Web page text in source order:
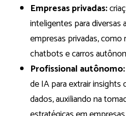
Empresas privadas:
inteligentes para diversas
empresas privadas,
chatbots e carros
Profissional autônomo:
de IA para extrair insights
dados, auxiliando na